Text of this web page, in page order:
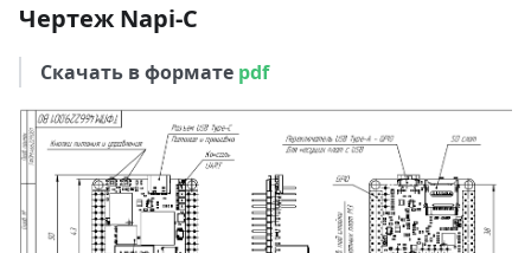
Чертеж Napi-C
Скачать в формате pdf